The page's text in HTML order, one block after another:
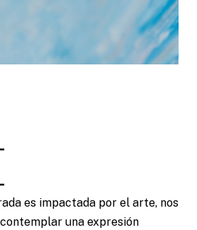
es impactada por el arte, nos
una expresión